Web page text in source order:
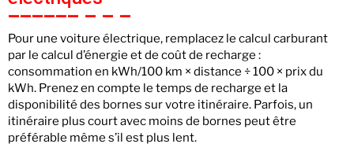
Pour une voiture électrique, remplacez le calcul carburant
par le calcul d’énergie et de coût de recharge :
consommation en kWh/100 km × distance ÷ 100 × prix du
kWh. Prenez en compte le temps de recharge et la
disponibilité des bornes sur votre itinéraire. Parfois, un
itinéraire plus court avec moins de bornes peut être
préférable même s’il est plus lent.